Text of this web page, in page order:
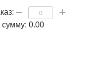
сумму: 0.00